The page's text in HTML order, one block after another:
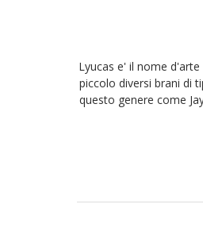
Lyucas e' il nome
piccolo diversi brani di
questo genere come